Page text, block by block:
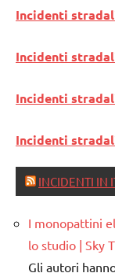
Incidenti
Incidenti
Incidenti
Incidenti
INCIDENTI IN
I monopattini
lo studio | Sky
Gli autori